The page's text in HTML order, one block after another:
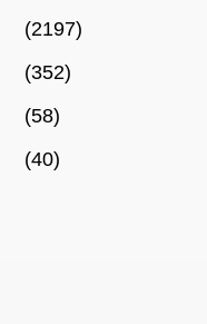
(2197)
(352)
(58)
(40)